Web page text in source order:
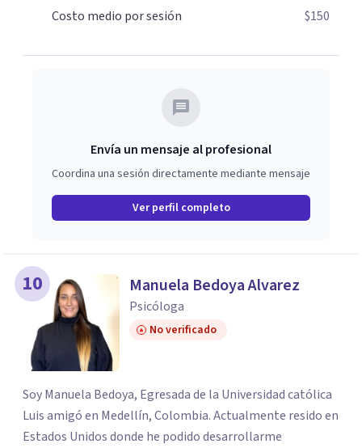
personal.Costo medio por sesión
$150
Envía un mensaje al profesional
Coordina una sesión directamente mediante mensaje
Ver perfil completo
10 Manuela Bedoya Alvarez
Psicóloga
No verificado
Soy Manuela Bedoya, Egresada de la Universidad católica
Luis amigó en Medellín, Colombia. Actualmente resido en
Estados Unidos donde he podido desarrollarme